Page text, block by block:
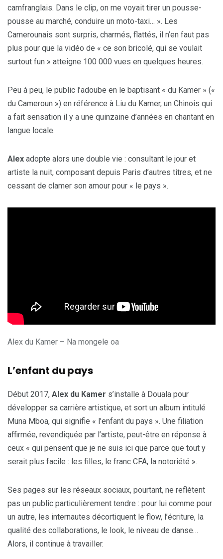
camfranglais. Dans le clip, on me voyait tirer un pousse-
pousse au marché, conduire un moto-taxi… ». Les
Camerounais sont surpris, charmés, flattés, il n’en faut pas
plus pour que la vidéo de « ce son bricolé, qui se voulait
surtout fun » atteigne 100 000 vues en quelques heures.
Peu à peu, le public l’adoube en le baptisant « du Kamer » («
du Cameroun ») en référence à Liu du Kamer, un Chinois qui
a fait sensation il y a une quinzaine d’années en chantant en
langue locale.
Alex adopte alors une double vie : consultant le jour et
artiste la nuit, composant depuis Paris d’autres titres, et ne
cessant de clamer son amour pour « le pays ».
Alex du Kamer – Na mongele oa
L’enfant du pays
Début 2017, Alex du Kamer s’installe à Douala pour
développer sa carrière artistique, et sort un album intitulé
Muna Mboa, qui signifie « l’enfant du pays ». Une filiation
affirmée, revendiquée par l’artiste, peut-être en réponse à
ceux « qui pensent que je ne suis ici que parce que tout y
serait plus facile : les filles, le franc CFA, la notoriété ».
Ses pages sur les réseaux sociaux, pourtant, ne reflètent
pas un public particulièrement tendre : pour lui comme pour
un autre, les internautes décortiquent le flow, l’écriture, la
qualité des collaborations, le look, le niveau de danse…
Alors, il continue à travailler.